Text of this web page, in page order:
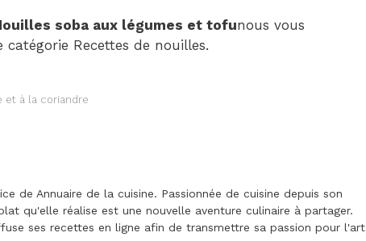
soba aux légumes et tofunous vous
Recettes de nouilles.
et à la coriandre
de Annuaire de la cuisine. Passionnée de cuisine depuis son
qu'elle réalise est une nouvelle aventure culinaire à partager.
ses recettes en ligne afin de transmettre sa passion pour l'art